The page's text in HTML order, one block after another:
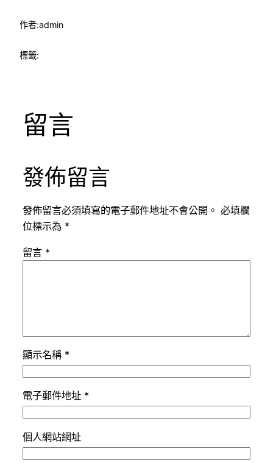
作者:admin
標籤:
留言
發佈留言
發佈留言必須填寫的電子郵件地址不會公開。 必填欄
位標示為 *
留言 *
顯示名稱 *
電子郵件地址 *
個人網站網址